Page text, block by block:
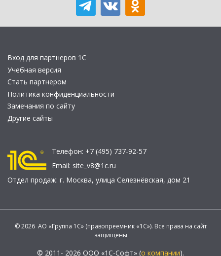
Вход для партнеров 1С
Учебная версия
Стать партнером
Политика конфиденциальности
Замечания по сайту
Другие сайты
Телефон: +7 (495) 737-92-57
Email: site_v8@1c.ru
Отдел продаж: г. Москва, улица Селезнёвская, дом 21
© 2026 АО «Группа 1С» (правопреемник «1С»). Все права на сайт
защищены
© 2011- 2026 ООО «1С-Софт» (о компании).